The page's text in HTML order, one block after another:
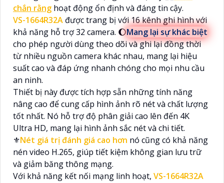
chắn rằng hoạt động ổn định và đáng tin cậy.
VS-1664R32A được trang bị với 16 kênh ghi hình với
khả năng hỗ trợ 32 camera. 🌔Mang lại sự khác biệt
cho phép người dùng theo dõi và ghi lại đồng thời
từ nhiều nguồn camera khác nhau, mang lại hiệu
suất cao và đáp ứng nhanh chóng cho mọi nhu cầu
an ninh.
Thiết bị này được tích hợp sẵn những tính năng
nâng cao để cung cấp hình ảnh rõ nét và chất lượng
tốt nhất. Nó hỗ trợ độ phân giải cao lên đến 4K
Ultra HD, mang lại hình ảnh sắc nét và chi tiết.
⚜️Nét giá trị đánh giá cao hơn nó cũng có khả năng
nén video H.265, giúp tiết kiệm không gian lưu trữ
và giảm băng thông mạng.
Với khả năng kết nối mạng linh hoạt, VS-1664R32A